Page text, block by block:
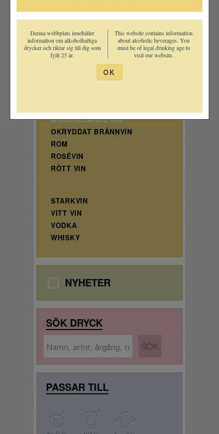
APERITIF/BITTER
GIN
GLÖGG & GLÜHWEIN
KRYDDAT BRÄNNVIN
MOUSSERANDE VIN
OKRYDDAT BRÄNNVIN
ROM
ROSÉVIN
RÖTT VIN
STARKVIN
VITT VIN
VODKA
WHISKY
NYHETER
SÖK DRYCK
PASSAR TILL
Denna webbplats innehåller
information om alkoholhaltiga
drycker och riktar sig till dig som
fyllt 25 år.
This website contains information
about alcoholic beverages. You
must be of legal drinking age to
visit our website.
OK